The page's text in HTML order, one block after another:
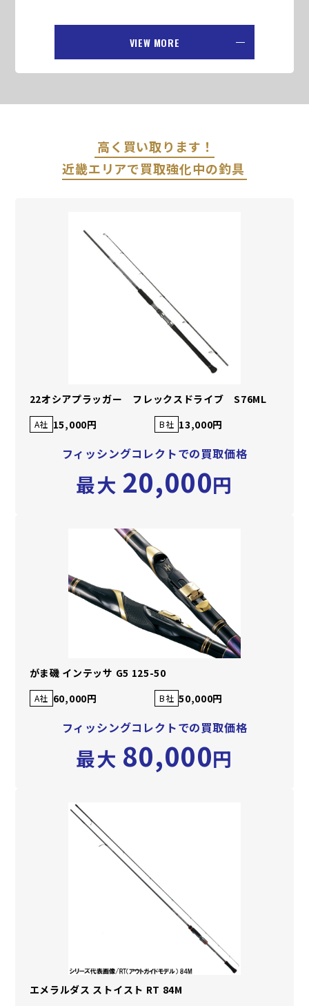
VIEW MORE
高く買い取ります！
近畿エリアで買取強化中の釣具
22オシアプラッガー フレックスドライブ S76ML
A社 15,000円 B社 13,000円
フィッシングコレクトでの買取価格
最大 20,000円
がま磯 インテッサ G5 125-50
A社 60,000円 B社 50,000円
フィッシングコレクトでの買取価格
最大 80,000円
エメラルダス ストイスト RT 84M